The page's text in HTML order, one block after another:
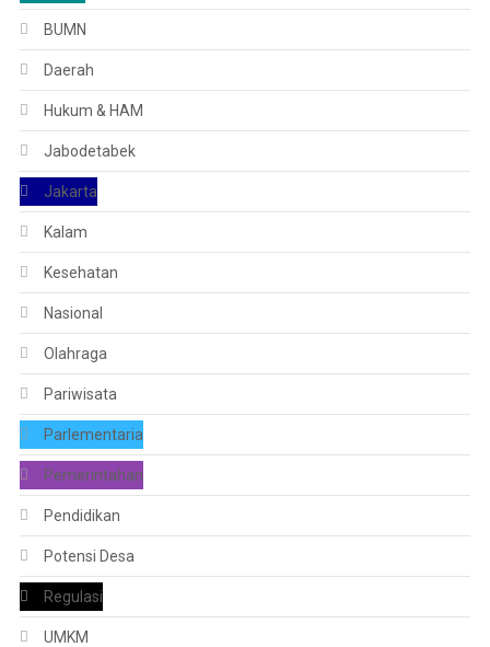
BUMN
Daerah
Hukum & HAM
Jabodetabek
Jakarta
Kalam
Kesehatan
Nasional
Olahraga
Pariwisata
Parlementaria
Pemerintahan
Pendidikan
Potensi Desa
Regulasi
UMKM